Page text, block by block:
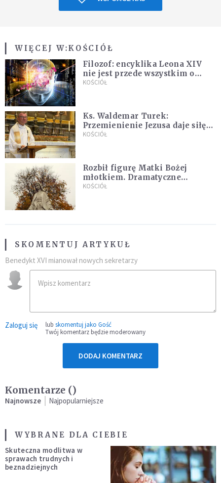
WIĘCEJ W:KOŚCIÓŁ
Filozof: encyklika Leona XIV
nie jest przede wszystkim o
sztucznej inteligencji
KOŚCIÓŁ
Ks. Waldemar Turek:
Przemienienie Jezusa daje siłę
do pokonywania przeciwności
KOŚCIÓŁ
Rozbił figurę Matki Bożej
młotkiem. Dramatyczne
nagranie w sieci
KOŚCIÓŁ
SKOMENTUJ ARTYKUŁ
Benedykt XVI mianował nowych sekretarzy
Zaloguj się lub skomentuj jako Gość
Twój komentarz będzie moderowany
DODAJ KOMENTARZ
Komentarze ()
Najnowsze Najpopularniejsze
WYBRANE DLA CIEBIE
Skuteczna modlitwa w
sprawach trudnych i
beznadziejnych